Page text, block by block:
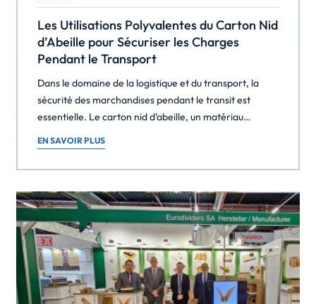
Les Utilisations Polyvalentes du Carton Nid
d’Abeille pour Sécuriser les Charges
Pendant le Transport
Dans le domaine de la logistique et du transport, la
sécurité des marchandises pendant le transit est
essentielle. Le carton nid d’abeille, un matériau
efficace pour protéger et stabiliser les charges.
Explorons quatre applications clés : les remplisseurs de
maintien […]
EN SAVOIR PLUS